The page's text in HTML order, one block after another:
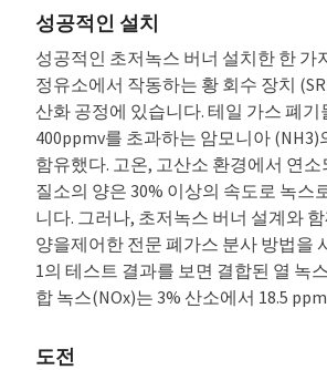
성공적인 설치
성공적인 초저녹스 버너 설치한 한 가
정유소에서 작동하는 황 회수 장치
산화 공정에 있습니다. 테일 가스 폐
400ppmv를 초과하는 암모니아 (NH3)
함유했다. 고온, 고산소 환경에서 연
질소의 양은 30% 이상의 속도로 녹스
니다. 그러나, 초저녹스 버너 설계와
양을제어한 전문 폐가스 분사 방법을
1의 테스트 결과를 보면 결합된 열 녹
합 녹스(NOx)는 3% 산소에서 18.5
도전